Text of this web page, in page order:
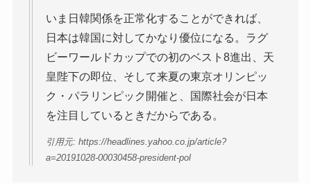
いま日韓関係を正常化することができれば、
日本は韓国に対してかなり優位になる。ラグ
ビーワールドカップでの初のベスト8進出、天
皇陛下の即位、そして来夏の東京オリンピッ
ク・パラリンピック開催と、国際社会が日本
を注目しているときだからである。
引用元: https://headlines.yahoo.co.jp/article?
a=20191028-00030458-president-pol